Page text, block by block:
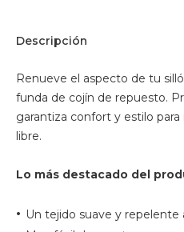
Descripción
Renueve el aspecto de tu
funda de cojín de repuesto.
garantiza confort y estilo
libre.
Lo más destacado del
• Un tejido suave y repelente